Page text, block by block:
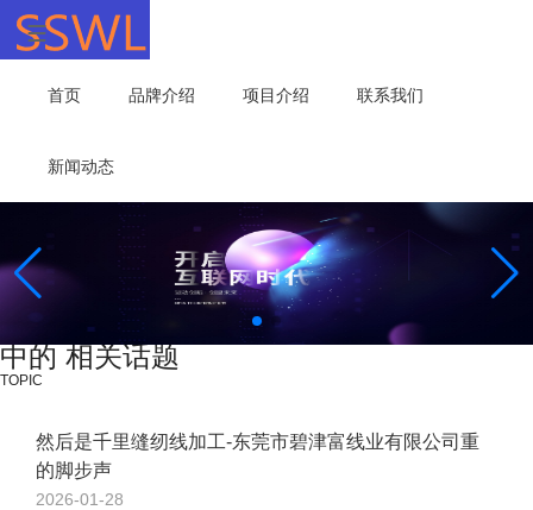
首页 品牌介绍 项目介绍 联系我们
新闻动态
中的 相关话题
TOPIC
然后是千里缝纫线加工-东莞市碧津富线业有限公司重
的脚步声
2026-01-28